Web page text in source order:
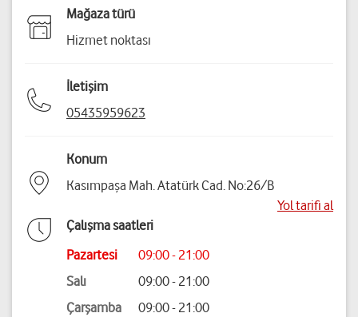
Mağaza türü
Hizmet noktası
İletişim
05435959623
Konum
Kasımpaşa Mah. Atatürk Cad. No:26/B
Yol tarifi al
Çalışma saatleri
Pazartesi
09:00 - 21:00
Salı
09:00 - 21:00
Çarşamba
09:00 - 21:00